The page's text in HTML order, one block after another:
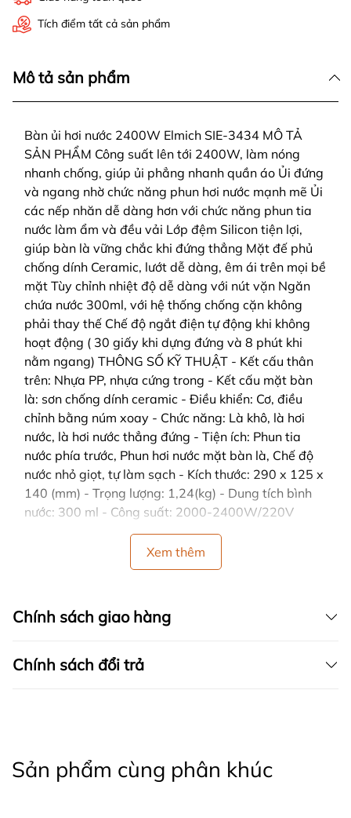
Tích điểm tất cả sản phẩm
Mô tả sản phẩm
Bàn ủi hơi nước 2400W Elmich SIE-3434 MÔ TẢ
SẢN PHẨM Công suất lên tới 2400W, làm nóng
nhanh chống, giúp ủi phẳng nhanh quần áo Ủi đứng
và ngang nhờ chức năng phun hơi nước mạnh mẽ Ủi
các nếp nhăn dễ dàng hơn với chức năng phun tia
nước làm ẩm và đều vải Lớp đệm Silicon tiện lợi,
giúp bàn là vững chắc khi đứng thẳng Mặt đế phủ
chống dính Ceramic, lướt dễ dàng, êm ái trên mọi bề
mặt Tùy chỉnh nhiệt độ dễ dàng với nút vặn Ngăn
chứa nước 300ml, với hệ thống chống cặn không
phải thay thế Chế độ ngắt điện tự động khi không
hoạt động ( 30 giấy khi dựng đứng và 8 phút khi
nằm ngang) THÔNG SỐ KỸ THUẬT - Kết cấu thân
trên: Nhựa PP, nhựa cứng trong - Kết cấu mặt bàn
là: sơn chống dính ceramic - Điều khiển: Cơ, điều
chỉnh bằng núm xoay - Chức năng: Là khô, là hơi
nước, là hơi nước thẳng đứng - Tiện ích: Phun tia
nước phía trước, Phun hơi nước mặt bàn là, Chế độ
nước nhỏ giọt, tự làm sạch - Kích thước: 290 x 125 x
140 (mm) - Trọng lượng: 1,24(kg) - Dung tích bình
nước: 300 ml - Công suất: 2000-2400W/220V
Xem thêm
Chính sách giao hàng
Chính sách đổi trả
Sản phẩm cùng phân khúc